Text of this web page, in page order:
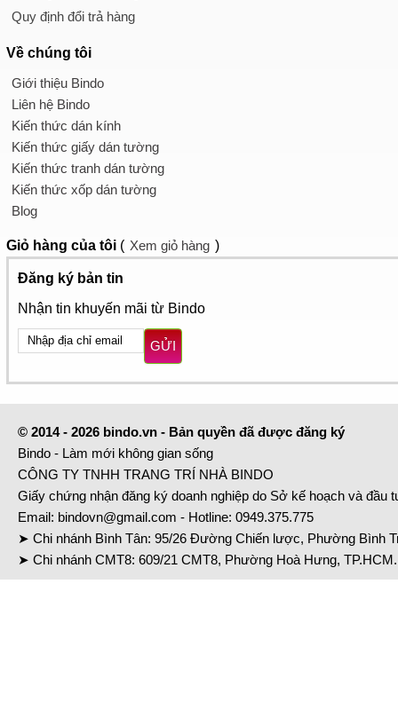
Quy định đổi trả hàng
Về chúng tôi
Giới thiệu Bindo
Liên hệ Bindo
Kiến thức dán kính
Kiến thức giấy dán tường
Kiến thức tranh dán tường
Kiến thức xốp dán tường
Blog
Giỏ hàng của tôi ( Xem giỏ hàng )
Đăng ký bản tin
Nhận tin khuyến mãi từ Bindo
GỬI
© 2014 - 2026 bindo.vn - Bản quyền đã được đăng ký
Bindo - Làm mới không gian sống
CÔNG TY TNHH TRANG TRÍ NHÀ BINDO
Giấy chứng nhận đăng ký doanh nghiệp do Sở kế hoạch và đầu
Email: bindovn@gmail.com - Hotline: 0949.375.775
➤ Chi nhánh Bình Tân: 95/26 Đường Chiến lược, Phường Bình
➤ Chi nhánh CMT8: 609/21 CMT8, Phường Hoà Hưng,